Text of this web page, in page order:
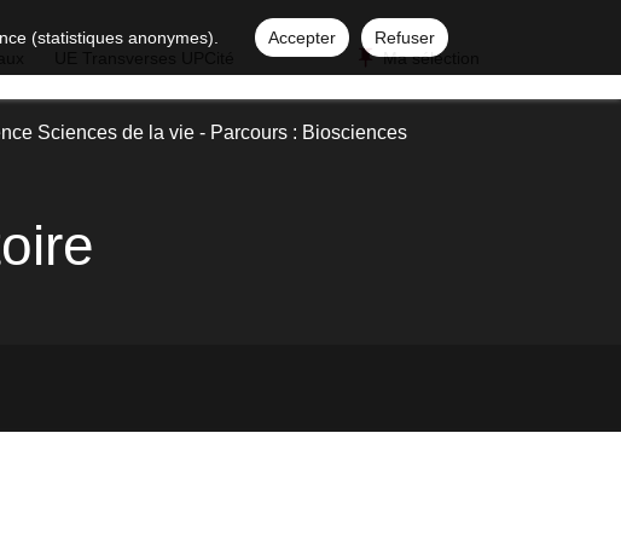
(statistiques anonymes). Accepter
Refuser
Ma sélection
Sciences de la vie - Parcours : Biosciences